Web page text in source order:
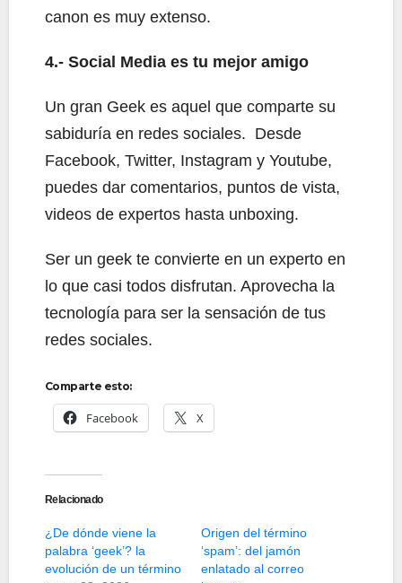
canon es muy extenso.
4.- Social Media es tu mejor amigo
Un gran Geek es aquel que comparte su
sabiduría en redes sociales. Desde
Facebook, Twitter, Instagram y Youtube,
puedes dar comentarios, puntos de vista,
videos de expertos hasta unboxing.
Ser un geek te convierte en un experto en
lo que casi todos disfrutan. Aprovecha la
tecnología para ser la sensación de tus
redes sociales.
Comparte esto:
Facebook X
Relacionado
¿De dónde viene la
palabra ‘geek’? la
evolución de un término
Origen del término
‘spam’: del jamón
enlatado al correo